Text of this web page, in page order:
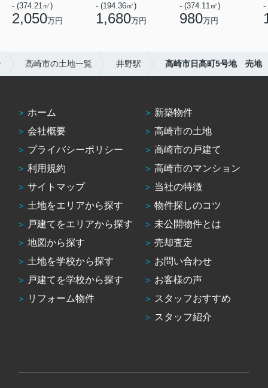
- (374.21㎡)
2,050万円
- (194.36㎡)
1,680万円
- (374.11㎡)
980万円
-
高崎市の土地一覧 井野駅 高崎市日高町5号地 売地
ホーム
会社概要
プライバシーポリシー
利用規約
サイトマップ
土地をエリアから探す
戸建てをエリアから探す
地図から探す
土地を学校から探す
戸建てを学校から探す
リフォーム物件
新築物件
高崎市の土地
高崎市の戸建て
高崎市のマンション
当社の特徴
物件探しのコツ
未公開物件とは
売却査定
お問い合わせ
お客様の声
スタッフおすすめ
スタッフ紹介